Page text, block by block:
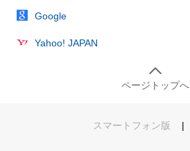
Google
Yahoo! JAPAN
ページトップへ
スマートフォン版 |